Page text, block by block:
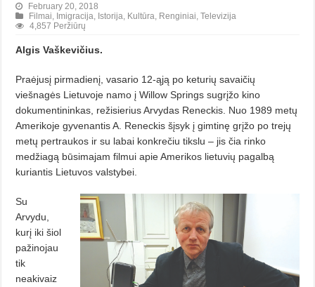
February 20, 2018
Filmai Imigracija Istorija Kultūra Renginiai ,Televizija
4,857 Peržiūrų
Algis Vaškevičius.
Praėjusį pirmadienį, vasario 12-ąją po keturių savaičių
viešnagės Lietuvoje namo į Willow Springs sugrįžo kino
dokumentininkas, režisierius Arvydas Reneckis. Nuo 1989 metų
Amerikoje gyvenantis A. Reneckis šįsyk į gimtinę grįžo po trejų
metų pertraukos ir su labai konkrečiu tikslu – jis čia rinko
medžiagą būsimajam filmui apie Amerikos lietuvių pagalbą
kuriantis Lietuvos valstybei.
Su
Arvydu,
kurį iki šiol
pažinojau
tik
neakivaiz